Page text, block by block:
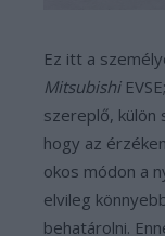
Ez itt a
Mitsubishi
szereplő, külön
hogy az
okos módon a
elvileg
behatárolni.